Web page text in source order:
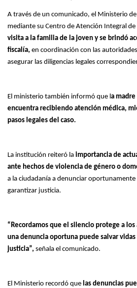
A través de un comunicado, el Ministerio
mediante su Centro de Atención Integral de
visita a la familia de la joven y se brindó
fiscalía, en coordinación con las
asegurar las diligencias legales
El ministerio también informó que l a madre
encuentra recibiendo atención médica,
pasos legales del caso.
La institución reiteró la importancia de
ante hechos de violencia de género o
a la ciudadanía a denunciar oportunamente
garantizar justicia.
“Recordamos que el silencio protege a
una denuncia oportuna puede salvar
justicia”, señala el comunicado.
El Ministerio recordó que las denuncias